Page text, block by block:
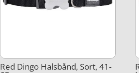
Red Dingo Halsbånd, Sort, 41-